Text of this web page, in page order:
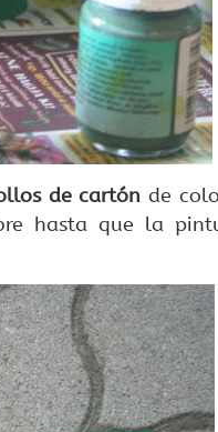
de cartón de
hasta que la